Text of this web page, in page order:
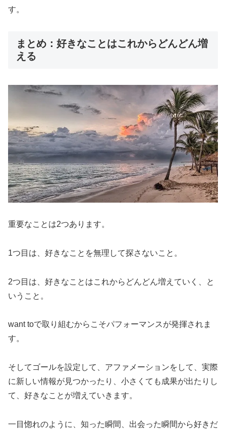
す。
まとめ：好きなことはこれからどんどん増
える
重要なことは2つあります。
1つ目は、好きなことを無理して探さないこと。
2つ目は、好きなことはこれからどんどん増えていく、と
いうこと。
want toで取り組むからこそパフォーマンスが発揮されま
す。
そしてゴールを設定して、アファメーションをして、実際
に新しい情報が見つかったり、小さくても成果が出たりし
て、好きなことが増えていきます。
一目惚れのように、知った瞬間、出会った瞬間から好きだ